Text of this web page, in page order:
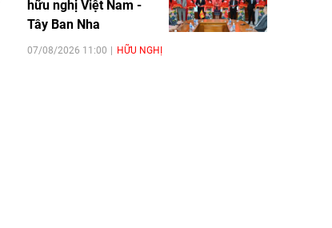
hữu nghị Việt Nam -
Tây Ban Nha
07/08/2026 11:00 HỮU NGHỊ